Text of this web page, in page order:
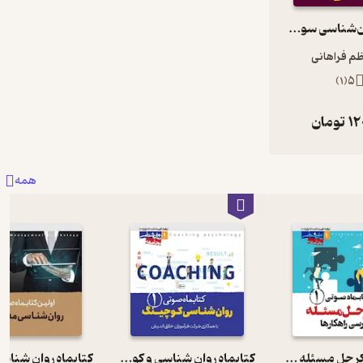
کتابماه روان‌شناسی سوگ جلد 2
فراهانی
5
(
1
)
تومان
همه
کتابماه تفکر حل مسئله جلد 1 کتابماه روان شناسی و کوچینگ جلد 1